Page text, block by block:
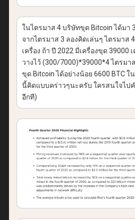
ในไตรมาส 4 บริษัทขุด Bitcoin ได้มา
จากไตรมาส 3 ลองคิดเล่นๆ ไตรมาส
เครื่อง ถ้า ปี 2022 มีเครื่องขุด 39000
วางไว้ (300/7000)*39000*4 ไตรมา
ขุด Bitcoin ได้อย่างน้อย 6600 BTC ใ
นี้คิดแบบคร่าวๆนะครับ ใครสนใจไป
อีกที)